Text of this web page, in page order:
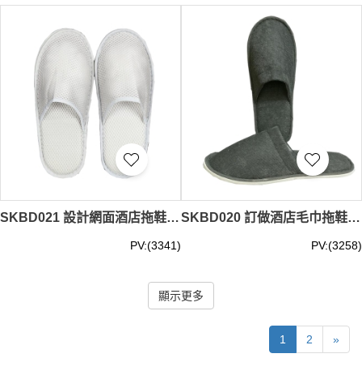
SKBD021 設計網面酒店拖鞋款式 自訂酒店賓館拖鞋款式 訂做一次性拖鞋 酒店拖鞋款式 酒店拖鞋專門店
PV:(3341)
SKBD020 訂做酒店毛巾拖鞋款式 製作一次性拖鞋款式 設計酒店賓館拖鞋款式 酒店拖鞋生產商
PV:(3258)
顯示更多
1 2 »